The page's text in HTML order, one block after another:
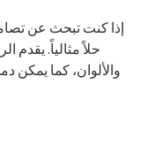
إذا كنت تبحث عن
حلاً مثالياً. يقدم
والألوان، كما يمكن